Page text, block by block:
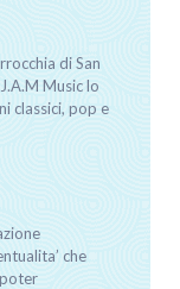
di San
Music lo
classici, pop e
che